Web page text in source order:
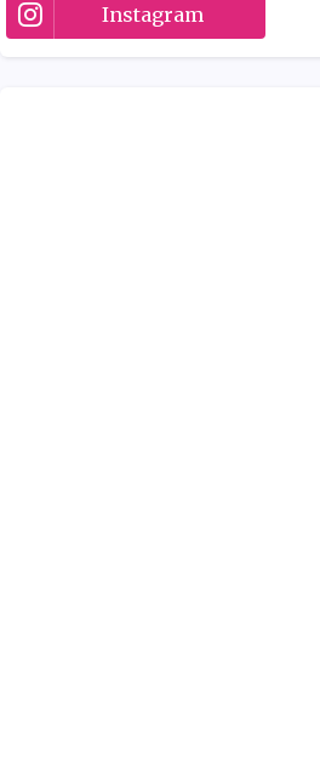
Instagram